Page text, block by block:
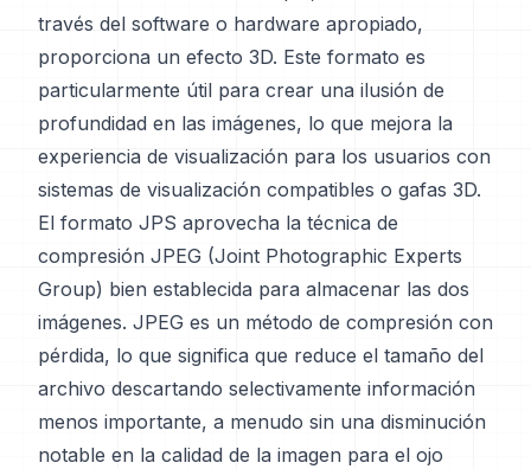
través del software o hardware apropiado,
proporciona un efecto 3D. Este formato es
particularmente útil para crear una ilusión de
profundidad en las imágenes, lo que mejora la
experiencia de visualización para los usuarios con
sistemas de visualización compatibles o gafas 3D.
El formato JPS aprovecha la técnica de
compresión JPEG (Joint Photographic Experts
Group) bien establecida para almacenar las dos
imágenes. JPEG es un método de compresión con
pérdida, lo que significa que reduce el tamaño del
archivo descartando selectivamente información
menos importante, a menudo sin una disminución
notable en la calidad de la imagen para el ojo